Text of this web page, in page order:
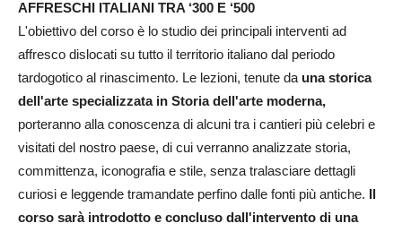
AFFRESCHI ITALIANI TRA ‘300 E ‘500
L'obiettivo del corso è lo studio dei principali interventi ad
affresco dislocati su tutto il territorio italiano dal periodo
tardogotico al rinascimento. Le lezioni, tenute da una storica
dell'arte specializzata in Storia dell'arte moderna,
porteranno alla conoscenza di alcuni tra i cantieri più celebri e
visitati del nostro paese, di cui verranno analizzate storia,
committenza, iconografia e stile, senza tralasciare dettagli
curiosi e leggende tramandate perfino dalle fonti più antiche. Il
corso sarà introdotto e concluso dall'intervento di una